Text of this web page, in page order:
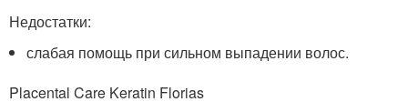
Недостатки:
слабая помощь при сильном выпадении волос.
Placental Care Keratin Florias